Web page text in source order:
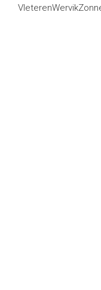
VleterenWervik